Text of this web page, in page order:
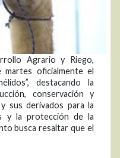
Agrario y Riego,
martes oficialmente el
destacando la
conservación y
sus derivados para la
y la protección de la
busca resaltar que el